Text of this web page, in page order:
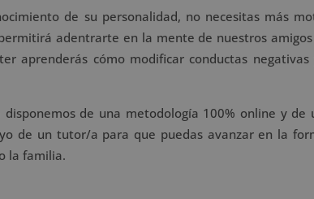
de su personalidad, no necesitas más
adentrarte en la mente de nuestros
aprenderás cómo modificar conductas
de una metodología 100% online y de
de un tutor/a para que puedas avanzar en la
la familia.